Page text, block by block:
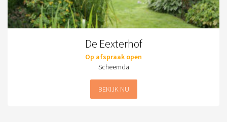
De Eexterhof
Op afspraak open
Scheemda
BEKIJK NU